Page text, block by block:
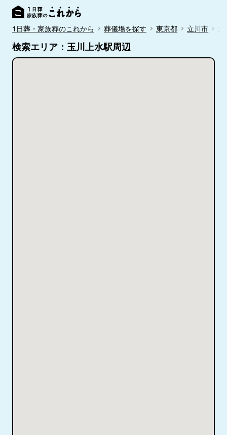
1日葬・家族葬のこれから 葬儀場を探す 東京都 立川市
検索エリア：玉川上水駅周辺